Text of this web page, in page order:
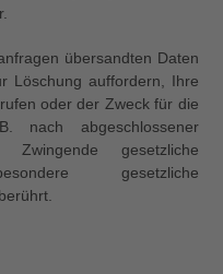
übersandten Daten
Löschung auffordern, Ihre
oder der Zweck für die
nach abgeschlossener
Zwingende gesetzliche
gesetzliche